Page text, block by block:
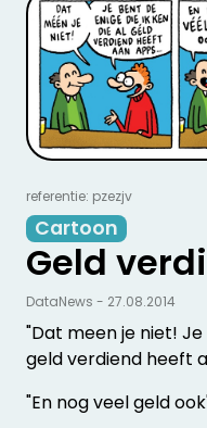
referentie: pzezjv
Cartoon
Geld
"Dat meen je niet!
geld verdiend heeft
"En nog veel geld
DataNews - 27.08.2014